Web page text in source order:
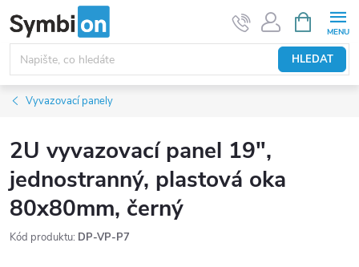
na
obsah
HLEDAT
NÁKUPNÍ
KOŠÍK
Vyvazovací panely
2U vyvazovací panel 19",
jednostranný, plastová oka
80x80mm, černý
Kód produktu: DP-VP-P7